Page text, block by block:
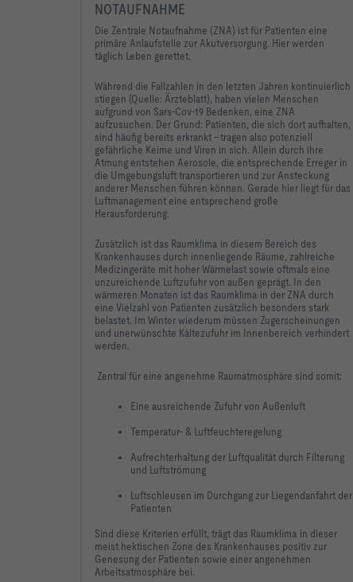
NOTAUFNAHME
Die Zentrale Notaufnahme (ZNA) ist für Patienten eine
primäre Anlaufstelle zur Akutversorgung. Hier werden
täglich Leben gerettet.
Während die Fallzahlen in den letzten Jahren kontinuierlich
stiegen (Quelle: Ärzteblatt), haben vielen Menschen
aufgrund von Sars-Cov-19 Bedenken, eine ZNA
aufzusuchen. Der Grund: Patienten, die sich dort aufhalten,
sind häufig bereits erkrankt – tragen also potenziell
gefährliche Keime und Viren in sich. Allein durch ihre
Atmung entstehen Aerosole, die entsprechende Erreger in
die Umgebungsluft transportieren und zur Ansteckung
anderer Menschen führen können. Gerade hier liegt für das
Luftmanagement eine entsprechend große
Herausforderung.
Zusätzlich ist das Raumklima in diesem Bereich des
Krankenhauses durch innenliegende Räume, zahlreiche
Medizingeräte mit hoher Wärmelast sowie oftmals eine
unzureichende Luftzufuhr von außen geprägt. In den
wärmeren Monaten ist das Raumklima in der ZNA durch
eine Vielzahl von Patienten zusätzlich besonders stark
belastet. Im Winter wiederum müssen Zugerscheinungen
und unerwünschte Kältezufuhr im Innenbereich verhindert
werden.
Zentral für eine angenehme Raumatmosphäre sind somit:
Eine ausreichende Zufuhr von Außenluft
Temperatur- & Luftfeuchteregelung
Aufrechterhaltung der Luftqualität durch Filterung
und Luftströmung
Luftschleusen im Durchgang zur Liegendanfahrt der
Patienten
Sind diese Kriterien erfüllt, trägt das Raumklima in dieser
meist hektischen Zone des Krankenhauses positiv zur
Genesung der Patienten sowie einer angenehmen
Arbeitsatmosphäre bei.